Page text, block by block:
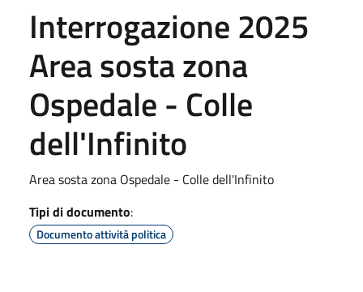
Interrogazione 2025
Area sosta zona
Ospedale - Colle
dell'Infinito
Area sosta zona Ospedale - Colle dell'Infinito
Tipi di documento:
Documento attività politica